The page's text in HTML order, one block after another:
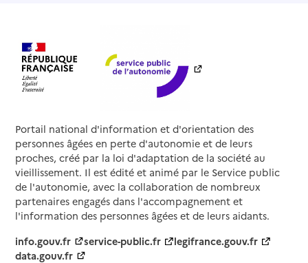
Portail national d'information et d'orientation des
personnes âgées en perte d'autonomie et de leurs
proches, créé par la loi d'adaptation de la société au
vieillissement. Il est édité et animé par le Service public
de l'autonomie, avec la collaboration de nombreux
partenaires engagés dans l'accompagnement et
l'information des personnes âgées et de leurs aidants.
info.gouv.fr
service-public.fr
legifrance.gouv.fr
data.gouv.fr